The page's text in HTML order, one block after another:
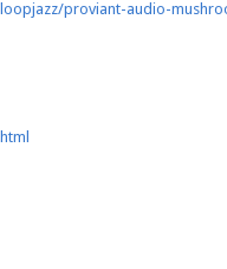
proviant-audio-